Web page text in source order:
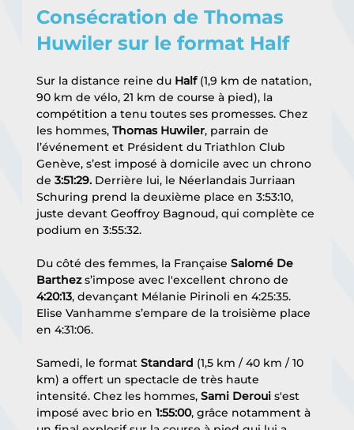
Consécration de Thomas
Huwiler sur le format Half
Sur la distance reine du Half (1,9 km de natation,
90 km de vélo, 21 km de course à pied), la
compétition a tenu toutes ses promesses. Chez
les hommes, Thomas Huwiler, parrain de
l’événement et Président du Triathlon Club
Genève, s’est imposé à domicile avec un chrono
de 3:51:29. Derrière lui, le Néerlandais Jurriaan
Schuring prend la deuxième place en 3:53:10,
juste devant Geoffroy Bagnoud, qui complète ce
podium en 3:55:32.
Du côté des femmes, la Française Salomé De
Barthez s’impose avec l'excellent chrono de
4:20:13, devançant Mélanie Pirinoli en 4:25:35.
Elise Vanhamme s’empare de la troisième place
en 4:31:06.
Samedi, le format Standard (1,5 km / 40 km / 10
km) a offert un spectacle de très haute
intensité. Chez les hommes, Sami Deroui s'est
imposé avec brio en 1:55:00, grâce notamment à